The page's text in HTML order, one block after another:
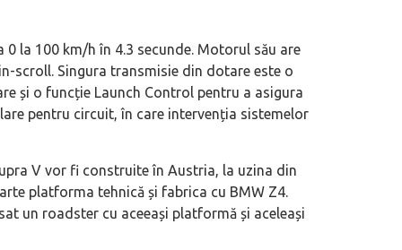
la 100 km/h în 4.3 secunde. Motorul său are
scroll. Singura transmisie din dotare este o
și o funcție Launch Control pentru a asigura
pentru circuit, în care intervenția sistemelor
V vor fi construite în Austria, la uzina din
platforma tehnică și fabrica cu BMW Z4.
un roadster cu aceeași platformă și aceleași